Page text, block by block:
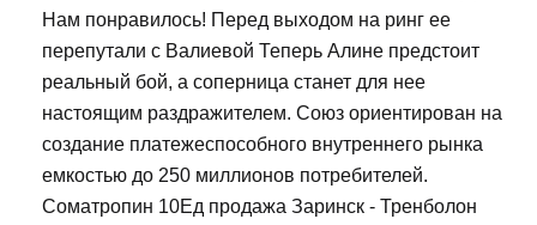
Нам понравилось! Перед выходом на ринг ее
перепутали с Валиевой Теперь Алине предстоит
реальный бой, а соперница станет для нее
настоящим раздражителем. Союз ориентирован на
создание платежеспособного внутреннего рынка
емкостью до 250 миллионов потребителей.
Cоматропин 10Ед продажа Заринск - Тренболон